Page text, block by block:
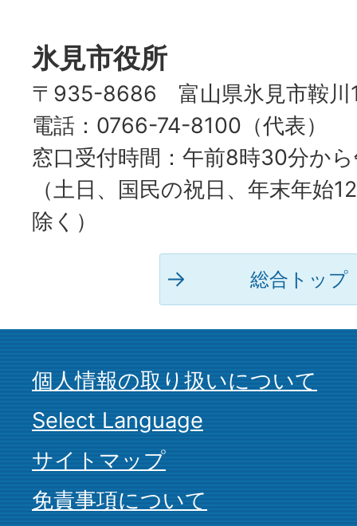
氷見市役所
〒935-8686 富山県氷見市鞍川
電話：0766-74-8100（代表）
窓口受付時間：午前8時30分か
（土日、国民の祝日、年末年始
除く）
総合トップ
個人情報の取り扱いについて
Select Language
サイトマップ
免責事項について